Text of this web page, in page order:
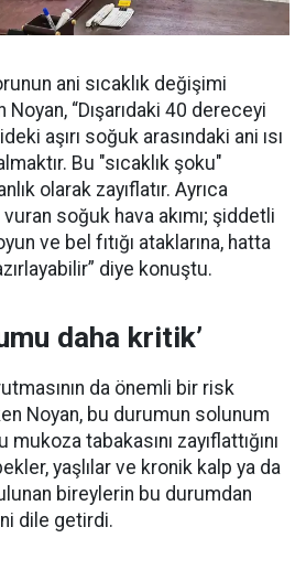
ani sıcaklık değişimi
“Dışarıdaki 40 dereceyi
aşırı soğuk arasındaki ani ısı
Bu "sıcaklık şoku"
olarak zayıflatır. Ayrıca
soğuk hava akımı; şiddetli
ve bel fıtığı ataklarına, hatta
diye konuştu.
daha kritik’
da önemli bir risk
Noyan, bu durumun solunum
tabakasını zayıflattığını
yaşlılar ve kronik kalp ya da
bireylerin bu durumdan
dile getirdi.